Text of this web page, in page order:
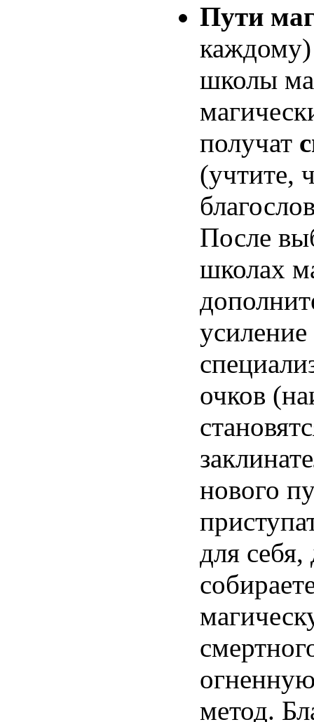
Пути
каждому)
школы
получат
(учтите,
После
школах
очков
нового
для
метод.